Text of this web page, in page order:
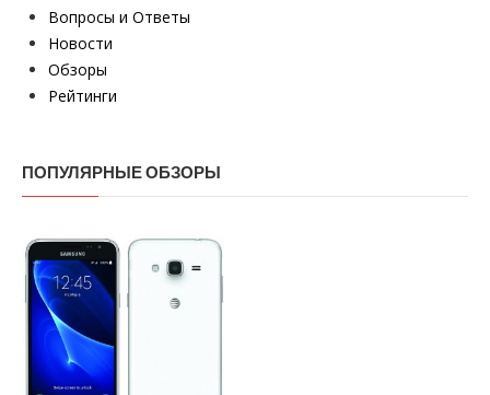
Вопросы и Ответы
Новости
Обзоры
Рейтинги
ПОПУЛЯРНЫЕ ОБЗОРЫ